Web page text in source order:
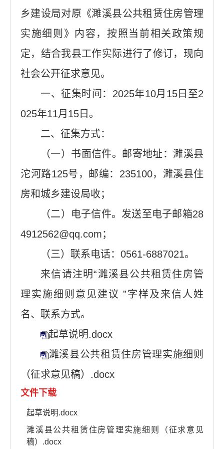
乡建设局对原《濉溪县公共租赁住房管理
实施细则》内容，按照当前相关政策规
定，结合我县工作实际进行了修订，现向
社会公开征求意见。
一、征集时间：2025年10月15日至2
025年11月15日。
二、征集方式：
（一）书面信件。邮寄地址：濉溪县
沱河路125号，邮编：235100，濉溪县住
房和城乡建设局收；
（二）电子信件。发送至电子邮箱28
4912562@qq.com；
（三）联系电话：0561-6887021。
来信请注明“濉溪县公共租赁住房管
理实施细则意见建议 ”字样及来信人姓
名、联系方式。
起草说明.docx
濉溪县公共租赁住房管理实施细则
（征求意见稿）.docx
文件下载
起草说明.docx
濉溪县公共租赁住房管理实施细则（征求意见
稿）.docx